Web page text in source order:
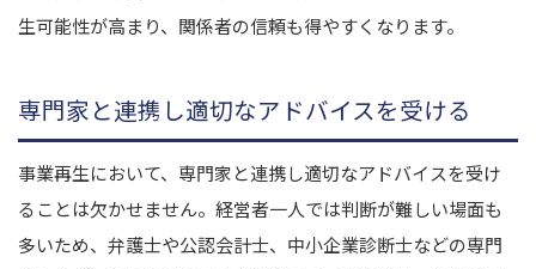
生可能性が高まり、関係者の信頼も得やすくなります。
専門家と連携し適切なアドバイスを受ける
事業再生において、専門家と連携し適切なアドバイスを受け
ることは欠かせません。経営者一人では判断が難しい場面も
多いため、弁護士や公認会計士、中小企業診断士などの専門